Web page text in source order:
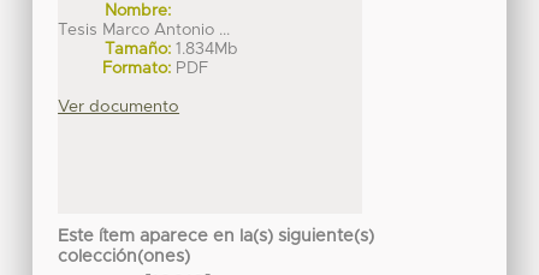
Nombre:
Tesis Marco Antonio ...
Tamaño: 1.834Mb
Formato: PDF
Ver documento
Este ítem aparece en la(s) siguiente(s)
colección(ones)